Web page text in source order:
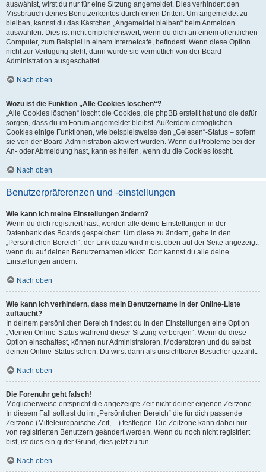
auswählst, wirst du nur für eine Sitzung angemeldet. Dies verhindert den
Missbrauch deines Benutzerkontos durch einen Dritten. Um angemeldet zu
bleiben, kannst du das Kästchen „Angemeldet bleiben“ beim Anmelden
auswählen. Dies ist nicht empfehlenswert, wenn du dich an einem öffentlichen
Computer, zum Beispiel in einem Internetcafé, befindest. Wenn diese Option
nicht zur Verfügung steht, dann wurde sie vermutlich von der Board-
Administration ausgeschaltet.
Nach oben
Wozu ist die Funktion „Alle Cookies löschen“?
„Alle Cookies löschen“ löscht die Cookies, die phpBB erstellt hat und die dafür
sorgen, dass du im Forum angemeldet bleibst. Außerdem ermöglichen
Cookies einige Funktionen, wie beispielsweise den „Gelesen“-Status – sofern
sie von der Board-Administration aktiviert wurden. Wenn du Probleme bei der
An- oder Abmeldung hast, kann es helfen, wenn du die Cookies löscht.
Nach oben
Benutzerpräferenzen und -einstellungen
Wie kann ich meine Einstellungen ändern?
Wenn du dich registriert hast, werden alle deine Einstellungen in der
Datenbank des Boards gespeichert. Um diese zu ändern, gehe in den
„Persönlichen Bereich“; der Link dazu wird meist oben auf der Seite angezeigt,
wenn du auf deinen Benutzernamen klickst. Dort kannst du alle deine
Einstellungen ändern.
Nach oben
Wie kann ich verhindern, dass mein Benutzername in der Online-Liste
auftaucht?
In deinem persönlichen Bereich findest du in den Einstellungen eine Option
„Meinen Online-Status während dieser Sitzung verbergen“. Wenn du diese
Option einschaltest, können nur Administratoren, Moderatoren und du selbst
deinen Online-Status sehen. Du wirst dann als unsichtbarer Besucher gezählt.
Nach oben
Die Forenuhr geht falsch!
Möglicherweise entspricht die angezeigte Zeit nicht deiner eigenen Zeitzone.
In diesem Fall solltest du im „Persönlichen Bereich“ die für dich passende
Zeitzone (Mitteleuropäische Zeit, ...) festlegen. Die Zeitzone kann dabei nur
von registrierten Benutzern geändert werden. Wenn du noch nicht registriert
bist, ist dies ein guter Grund, dies jetzt zu tun.
Nach oben